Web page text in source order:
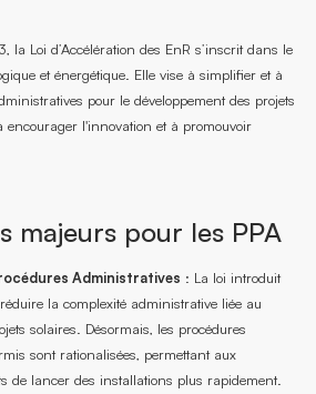
la Loi d’Accélération des EnR s’inscrit dans le
et énergétique. Elle vise à simplifier et à
pour le développement des projets
encourager l'innovation et à promouvoir
majeurs pour les PPA
Administratives : La loi introduit
la complexité administrative liée au
solaires. Désormais, les procédures
sont rationalisées, permettant aux
de lancer des installations plus rapidement.